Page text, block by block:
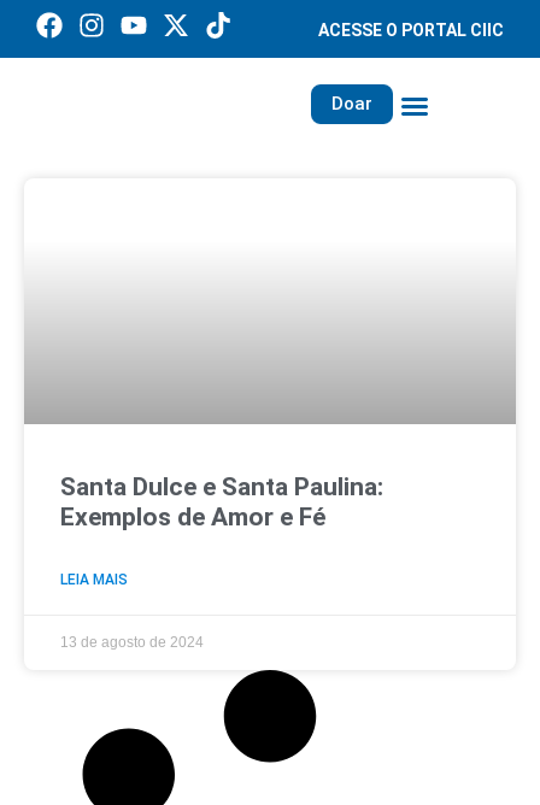
ACESSE O PORTAL CIIC
Doar
Santa Dulce e Santa Paulina:
Exemplos de Amor e Fé
LEIA MAIS
13 de agosto de 2024